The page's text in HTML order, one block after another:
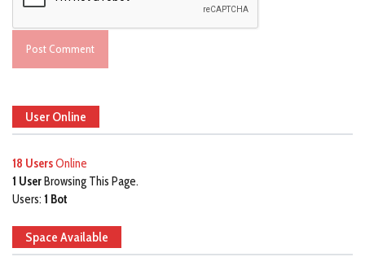
User Online
18 UsersOnline
1 UserBrowsing This Page.
Users: 1 Bot
Space Available